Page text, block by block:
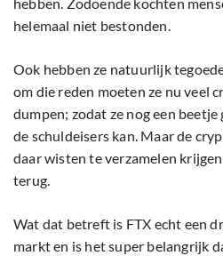
helemaal niet bestonden.
Ook hebben ze natuurlijk
om die reden moeten ze nu veel
dumpen; zodat ze nog een
de schuldeisers kan. Maar de
daar wisten te verzamelen
terug.
Wat dat betreft is FTX echt een
markt en is het super belangrijk